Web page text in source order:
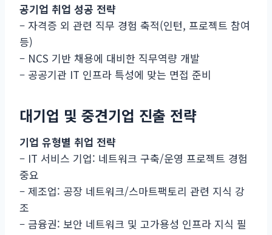
공기업 취업 성공 전략
– 자격증 외 관련 직무 경험 축적(인턴, 프로젝트 참여
등)
– NCS 기반 채용에 대비한 직무역량 개발
– 공공기관 IT 인프라 특성에 맞는 면접 준비
대기업 및 중견기업 진출 전략
기업 유형별 취업 전략
– IT 서비스 기업: 네트워크 구축/운영 프로젝트 경험
중요
– 제조업: 공장 네트워크/스마트팩토리 관련 지식 강
조
– 금융권: 보안 네트워크 및 고가용성 인프라 지식 필